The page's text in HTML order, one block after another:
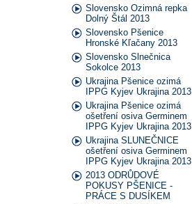
Slovensko Ozimná repka
Dolný Štál 2013
Slovensko Pšenice
Hronské Kľačany 2013
Slovensko Slnečnica
Sokolce 2013
Ukrajina Pšenice ozimá
IPPG Kyjev Ukrajina 2013
Ukrajina Pšenice ozimá
ošetření osiva Germinem
IPPG Kyjev Ukrajina 2013
Ukrajina SLUNEČNICE
ošetření osiva Germinem
IPPG Kyjev Ukrajina 2013
2013 ODRŮDOVÉ
POKUSY PŠENICE -
PRÁCE S DUSÍKEM